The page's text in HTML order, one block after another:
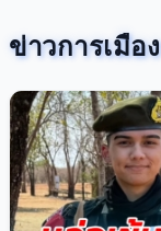
ข่าวการเมือง